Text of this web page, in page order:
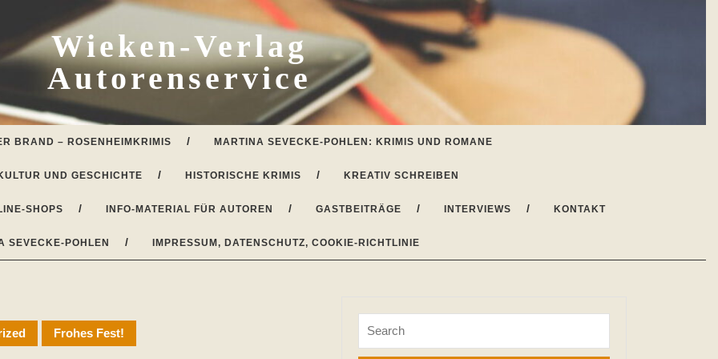
Wieken-Verlag
Autorenservice
BRAND – ROSENHEIMKRIMIS MARTINA SEVECKE-POHLEN: KRIMIS UND ROMANE
UND GESCHICHTE HISTORISCHE KRIMIS KREATIV SCHREIBEN
SHOPS INFO-MATERIAL FÜR AUTOREN GASTBEITRÄGE INTERVIEWS KONTAKT
SEVECKE-POHLEN IMPRESSUM, DATENSCHUTZ, COOKIE-RICHTLINIE
Frohes Fest!
for: